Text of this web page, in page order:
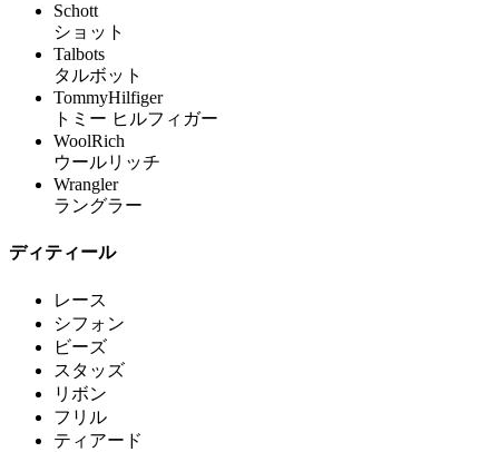
Schott
ショット
Talbots
タルボット
TommyHilfiger
トミー ヒルフィガー
WoolRich
ウールリッチ
Wrangler
ラングラー
ディティール
レース
シフォン
ビーズ
スタッズ
リボン
フリル
ティアード